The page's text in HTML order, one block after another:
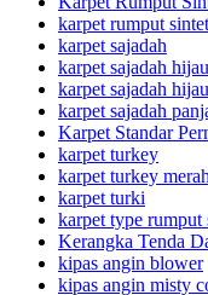
karpet rumput
karpet sajadah
karpet sajadah hijau
karpet sajadah
karpet sajadah
Karpet Standar
karpet turkey
karpet turkey merah
karpet turki
karpet type rumput
Kerangka Tenda
kipas angin blower
kipas angin misty